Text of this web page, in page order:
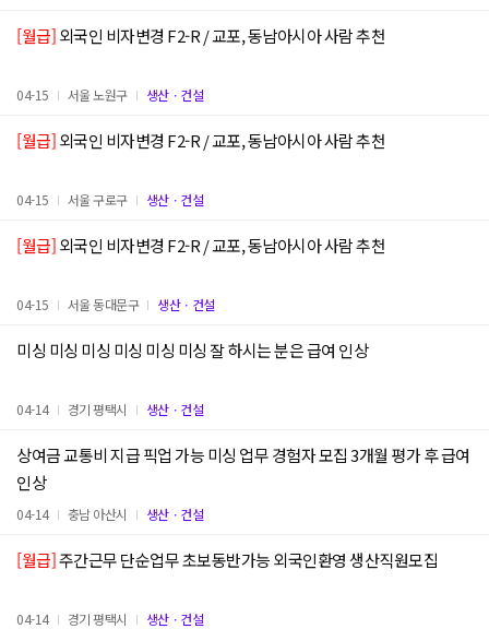
[월급]외국인 비자변경 F2-R / 교포, 동남아시아 사람 추천
04-15 서울 노원구 생산ㆍ건설
[월급]외국인 비자변경 F2-R / 교포, 동남아시아 사람 추천
04-15 서울 구로구 생산ㆍ건설
[월급]외국인 비자변경 F2-R / 교포, 동남아시아 사람 추천
04-15 서울 동대문구 생산ㆍ건설
미싱 미싱 미싱 미싱 미싱 미싱 잘 하시는 분은 급여 인상
04-14 경기 평택시 생산ㆍ건설
상여금 교통비 지급 픽업 가능 미싱 업무 경험자 모집 3개월 평가 후 급여
인상
04-14 충남 아산시 생산ㆍ건설
[월급]주간근무 단순업무 초보동반가능 외국인환영 생산직원모집
04-14 경기 평택시 생산ㆍ건설